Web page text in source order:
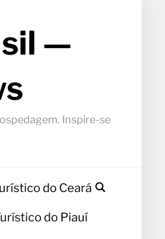
—
Inspire-se
do Ceará
do Piauí